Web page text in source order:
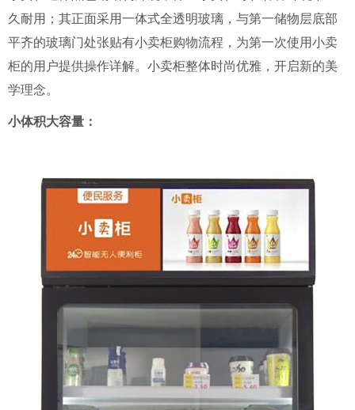
久耐用；其正面采用一体式全透明玻璃，与第一储物层底部
平齐的玻璃门处张贴有小卖柜购物流程，为第一次使用小卖
柜的用户提供操作详解。小卖柜整体时尚优雅，开启新的美
学理念。
小体积大容量：